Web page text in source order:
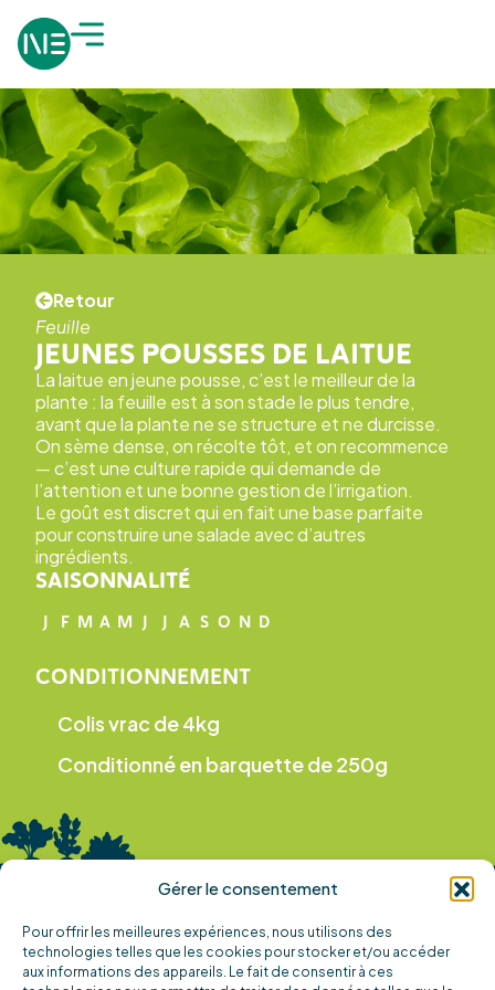
Gérer le consentement
Pour offrir les meilleures expériences, nous utilisons des
technologies telles que les cookies pour stocker et/ou accéder
aux informations des appareils. Le fait de consentir à ces
Retour
Feuille
JEUNES POUSSES DE LAITUE
La laitue en jeune pousse, c’est le meilleur de la
plante : la feuille est à son stade le plus tendre,
avant que la plante ne se structure et ne durcisse.
On sème dense, on récolte tôt, et on recommence
— c’est une culture rapide qui demande de
l’attention et une bonne gestion de l’irrigation.
Le goût est discret qui en fait une base parfaite
pour construire une salade avec d’autres
ingrédients.
SAISONNALITÉ
J F M A M J J A S O N D
CONDITIONNEMENT
Colis vrac de 4kg
Conditionné en barquette de 250g
102 route du Fleuve, 44450 Saint-Julien-de-